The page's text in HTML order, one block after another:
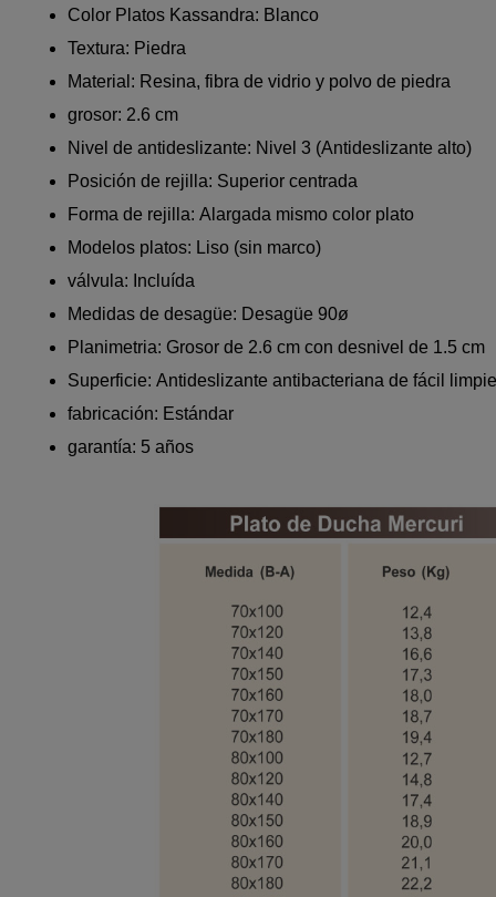
Color Platos Kassandra: Blanco
Textura: Piedra
Material: Resina, fibra de vidrio y polvo de piedra
grosor: 2.6 cm
Nivel de antideslizante: Nivel 3 (Antideslizante alto)
Posición de rejilla: Superior centrada
Forma de rejilla: Alargada mismo color plato
Modelos platos: Liso (sin marco)
válvula: Incluída
Medidas de desagüe: Desagüe 90ø
Planimetria: Grosor de 2.6 cm con desnivel de 1.5 cm
Superficie: Antideslizante antibacteriana de fácil
fabricación: Estándar
garantía: 5 años